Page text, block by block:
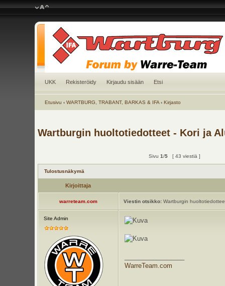
UKK Rekisteröidy Kirjaudu sisään Etsi
Etusivu ‹ WARTBURG, TRABANT, BARKAS & IFA ‹ Kirjasto
Wartburgin huoltotiedotteet - Kori ja
Sivu 1/5[ 43 viestiä ]
Tulostusnäkymä
Kirjoittaja
warreteam.com Viestin otsikko:Wartburgin
Site Admin
WarreTeam.com